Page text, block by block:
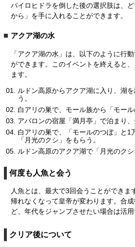
パイロヒドラを倒した後の選択肢は、
から」を手に入れることができます。
アクア湖の水
「アクア湖の水」は、以下のように行
ができます。このイベントを終えると
ます。
ルドン高原からアクア湖に入り、湖
う。
白アリの巣で、モール族から「モール
アバロンの宿屋「満月亭」で泊まり、
白アリの巣で、「モールのつぼ」と1
「月光のクシ」をもらう。
ルドン高原のアクア湖で「月光のクシ
何度も人魚と会う
人魚とは、最大で3回会うことができま
帰れなくなって皇帝が変わります。合
ど、年代をジャンプさせたい場合は活用
クリア後について